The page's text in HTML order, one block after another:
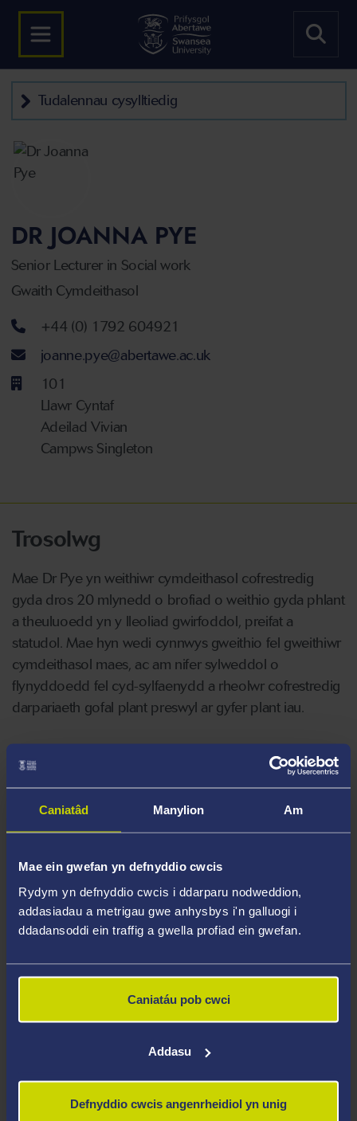
Caniatâd Manylion Am
Mae ein gwefan yn defnyddio cwcis
Rydym yn defnyddio cwcis i ddarparu nodweddion,
addasiadau a metrigau gwe anhysbys i'n galluogi i
ddadansoddi ein traffig a gwella profiad ein gwefan.
Caniatáu pob cwci
Addasu
Defnyddio cwcis angenrheidiol yn unig
Tudalennau cysylltiedig
DR JOANNA PYE
Senior Lecturer in Social work
Gwaith Cymdeithasol
Rhif ffôn+44 (0) 1792 604921
Cyfeiriad ebost
joanne.pye@abertawe.ac.uk
101
Llawr Cyntaf
Adeilad Vivian
Campws Singleton
Trosolwg
Mae Dr Pye yn weithiwr cymdeithasol cofrestredig
gyda dros 20 mlynedd o brofiad o weithio gyda phlant
a theuluoedd yn y lleoliad gwirfoddol, preifat a
statudol. Mae hyn wedi cynnwys gweithio fel gweithiwr
cymdeithasol maes, ac am nifer sylweddol o
flynyddoedd fel cyd-sylfaenydd a rheolwr cofrestredig
darpariaeth gofal plant preswyl ar gyfer plant iau.
Meysydd Arbenigedd
Plant a phobl ifanc sy'n derbyn gofal (gyda
phwyslais arbennig ar hyrwyddo canlyniadau
cadarnhaol)
Cyswllt teulu geni ar gyfer plant a phobl ifanc
mewn gofal
Gofal plant preswyl i blant a phobl ifanc
Uchafbwyntiau Gyrfa
Diddordebau Addysgu
raddedig. Mae'r meysydd yn cynnwys materion